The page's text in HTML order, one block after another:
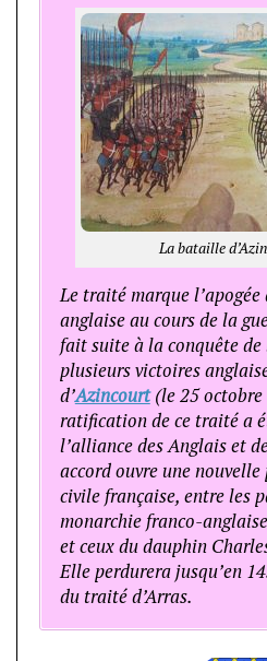
La bataille
Le traité marque
anglaise au cours de la
fait suite à la conquête
plusieurs victoires
d’Azincourt(le 25 octobre
ratification de ce traité a
l’alliance des Anglais et
accord ouvre une nouvelle
civile française, entre les
monarchie franco-
et ceux du dauphin
Elle perdurera jusqu’en
du traité d’Arras.